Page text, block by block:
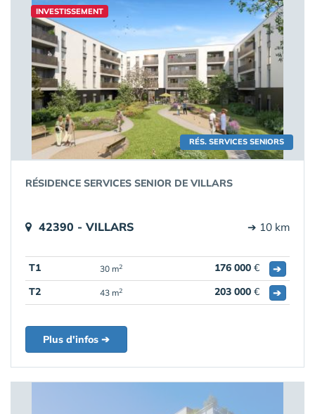
RÉS. SERVICES SENIORS
INVESTISSEMENT
RÉSIDENCE SERVICES SENIOR DE VILLARS
42390 - VILLARS ➔ 10 km
T1 30 m2 176 000 €
➔
T2
43 m2 203 000 € ➔
Plus d'infos ➔